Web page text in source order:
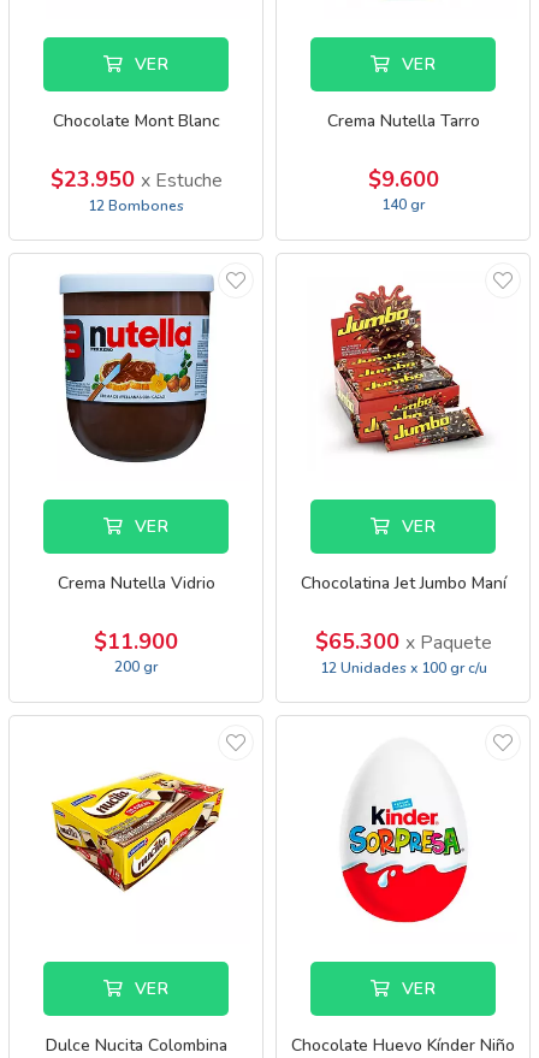
VER
Chocolate Mont Blanc
$23.950 x Estuche
12 Bombones
VER
Crema Nutella Tarro
$9.600
140 gr
VER
Crema Nutella Vidrio
$11.900
200 gr
VER
Chocolatina Jet Jumbo Maní
$65.300 x Paquete
12 Unidades x 100 gr c/u
VER
Dulce Nucita Colombina
VER
Chocolate Huevo Kínder Niño